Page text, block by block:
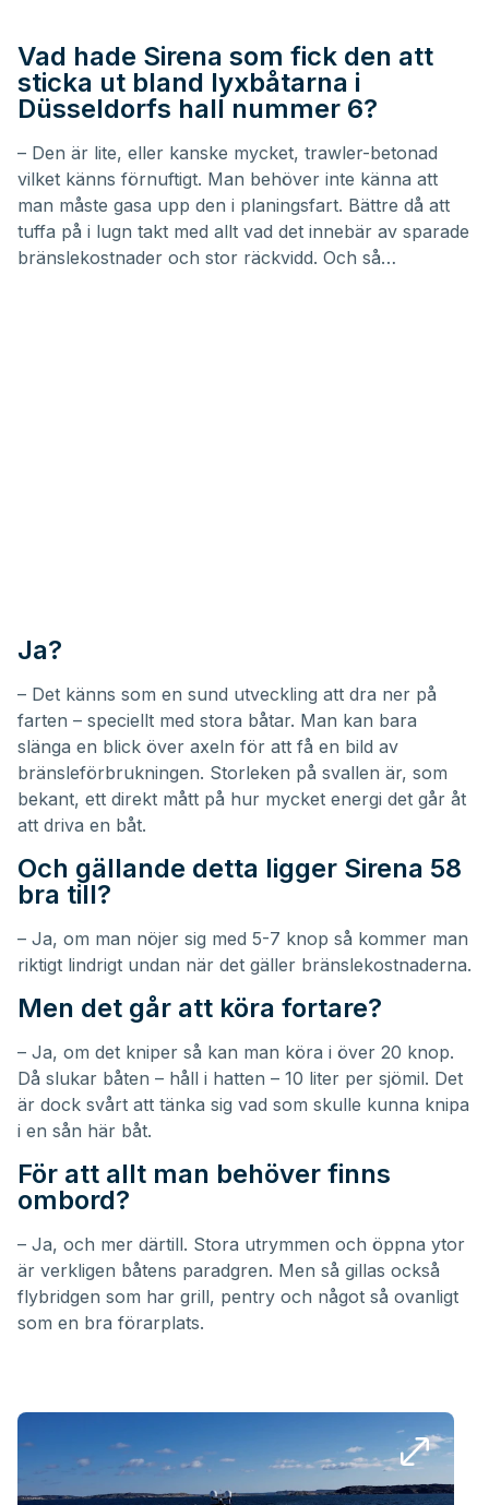
Vad hade Sirena som fick den att
sticka ut bland lyxbåtarna i
Düsseldorfs hall nummer 6?
– Den är lite, eller kanske mycket, trawler-betonad
vilket känns förnuftigt. Man behöver inte känna att
man måste gasa upp den i planingsfart. Bättre då att
tuffa på i lugn takt med allt vad det innebär av sparade
bränslekostnader och stor räckvidd. Och så…
Ja?
– Det känns som en sund utveckling att dra ner på
farten – speciellt med stora båtar. Man kan bara
slänga en blick över axeln för att få en bild av
bränsleförbrukningen. Storleken på svallen är, som
bekant, ett direkt mått på hur mycket energi det går åt
att driva en båt.
Och gällande detta ligger Sirena 58
bra till?
– Ja, om man nöjer sig med 5-7 knop så kommer man
riktigt lindrigt undan när det gäller bränslekostnaderna.
Men det går att köra fortare?
– Ja, om det kniper så kan man köra i över 20 knop.
Då slukar båten – håll i hatten – 10 liter per sjömil. Det
är dock svårt att tänka sig vad som skulle kunna knipa
i en sån här båt.
För att allt man behöver finns
ombord?
– Ja, och mer därtill. Stora utrymmen och öppna ytor
är verkligen båtens paradgren. Men så gillas också
flybridgen som har grill, pentry och något så ovanligt
som en bra förarplats.